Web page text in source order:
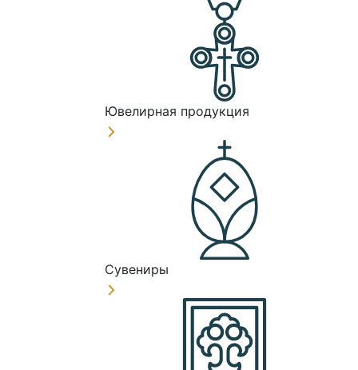
Ювелирная продукция
Сувениры